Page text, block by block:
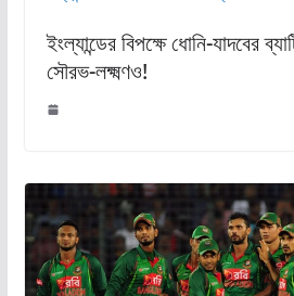
ইংল্যান্ডের বিপক্ষে ধোনি-যাদবের
সৌরভ-লক্ষ্মণও!